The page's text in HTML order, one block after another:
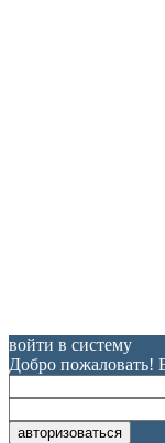
войти в систему
Добро пожаловать!